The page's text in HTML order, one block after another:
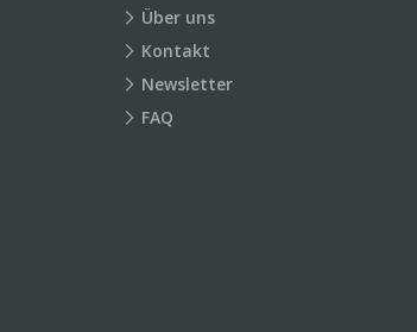
Über uns
Kontakt
Newsletter
FAQ